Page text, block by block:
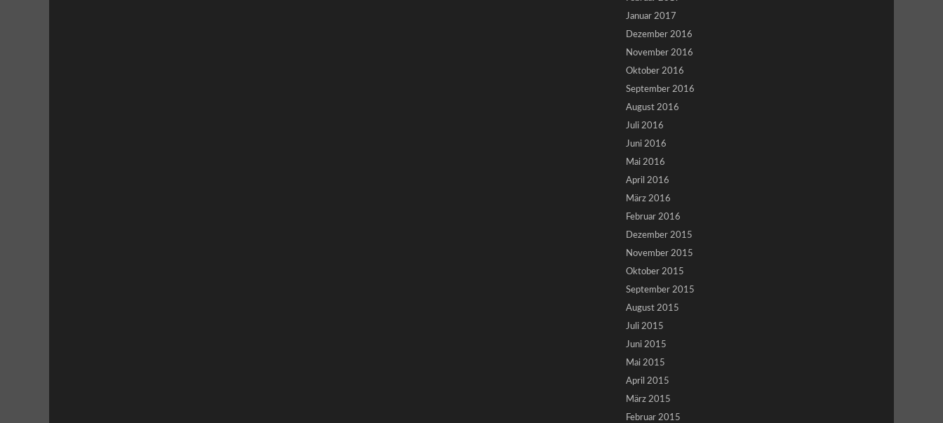
Januar 2017
Dezember 2016
November 2016
Oktober 2016
September 2016
August 2016
Juli 2016
Juni 2016
Mai 2016
April 2016
März 2016
Februar 2016
Dezember 2015
November 2015
Oktober 2015
September 2015
August 2015
Juli 2015
Juni 2015
Mai 2015
April 2015
März 2015
Februar 2015